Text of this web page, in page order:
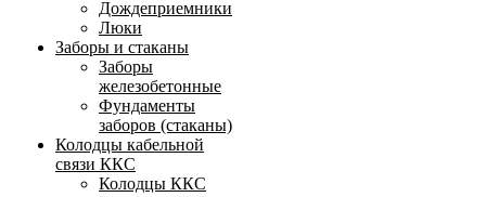
Дождеприемники
Люки
Заборы и стаканы
Заборы
железобетонные
Фундаменты
заборов (стаканы)
Колодцы кабельной
связи ККС
Колодцы ККС